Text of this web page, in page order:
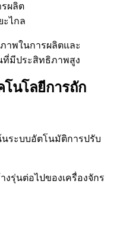
ผลิต
ะไกล
าพในการผลิตและ
ที่มีประสิทธิภาพสูง
นโลยีการถัก
นระบบอัตโนมัติการปรับ
รุ่นต่อไปของเครื่องจักร